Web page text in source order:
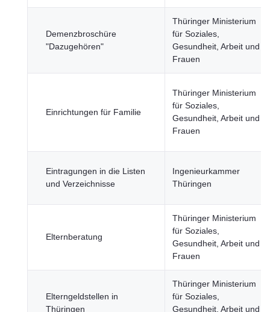
Demenzbroschüre
"Dazugehören"
Thüringer Ministerium
für Soziales,
Gesundheit, Arbeit und
Frauen
Einrichtungen für Familie
Thüringer Ministerium
für Soziales,
Gesundheit, Arbeit und
Frauen
Eintragungen in die Listen
und Verzeichnisse
Ingenieurkammer
Thüringen
Elternberatung
Thüringer Ministerium
für Soziales,
Gesundheit, Arbeit und
Frauen
Elterngeldstellen in
Thüringen
Thüringer Ministerium
für Soziales,
Gesundheit, Arbeit und